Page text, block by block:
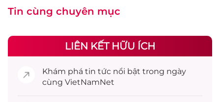
Tin cùng chuyên mục
LIÊN KẾT HỮU ÍCH
Khám phá tin tức nổi bật trong ngày
cùng VietNamNet